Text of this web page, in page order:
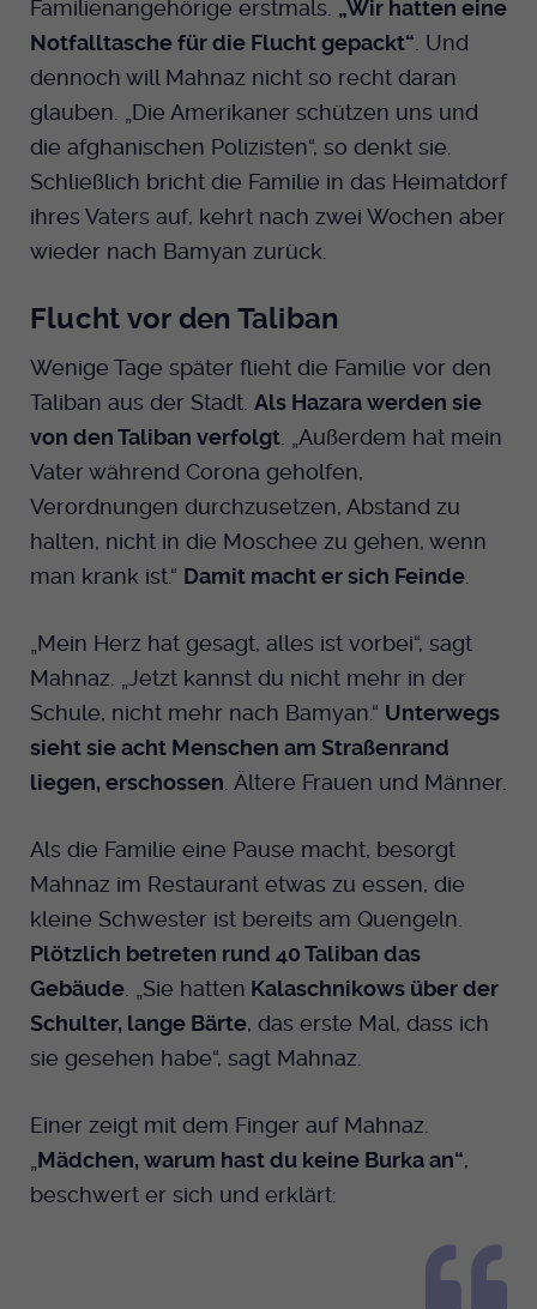
Familienangehörige erstmals. „Wir hatten eine
Notfalltasche für die Flucht gepackt“. Und
dennoch will Mahnaz nicht so recht daran
glauben. „Die Amerikaner schützen uns und
die afghanischen Polizisten“, so denkt sie.
Schließlich bricht die Familie in das Heimatdorf
ihres Vaters auf, kehrt nach zwei Wochen aber
wieder nach Bamyan zurück.
Flucht vor den Taliban
Wenige Tage später flieht die Familie vor den
Taliban aus der Stadt. Als Hazara werden sie
von den Taliban verfolgt . „Außerdem hat mein
Vater während Corona geholfen,
Verordnungen durchzusetzen, Abstand zu
halten, nicht in die Moschee zu gehen, wenn
man krank ist.“ Damit macht er sich Feinde
„Mein Herz hat gesagt, alles ist vorbei“, sagt
Mahnaz. „Jetzt kannst du nicht mehr in der
Schule, nicht mehr nach Bamyan.“ Unterwegs
sieht sie acht Menschen am Straßenrand
liegen, erschossen . Ältere Frauen und Männer.
Als die Familie eine Pause macht, besorgt
Mahnaz im Restaurant etwas zu essen, die
kleine Schwester ist bereits am Quengeln.
Plötzlich betreten rund 40 Taliban das
Gebäude . „Sie hatten Kalaschnikows über der
Schulter, lange Bärte, das erste Mal, dass ich
sie gesehen habe“, sagt Mahnaz.
Einer zeigt mit dem Finger auf Mahnaz.
Mädchen, warum hast du keine Burka an“,
beschwert er sich und erklärt: